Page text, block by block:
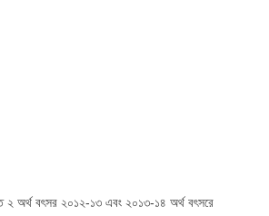
২ অর্থ বৎসর ২০১২-১৩ এবং ২০১৩-১৪ অর্থ বৎসরে